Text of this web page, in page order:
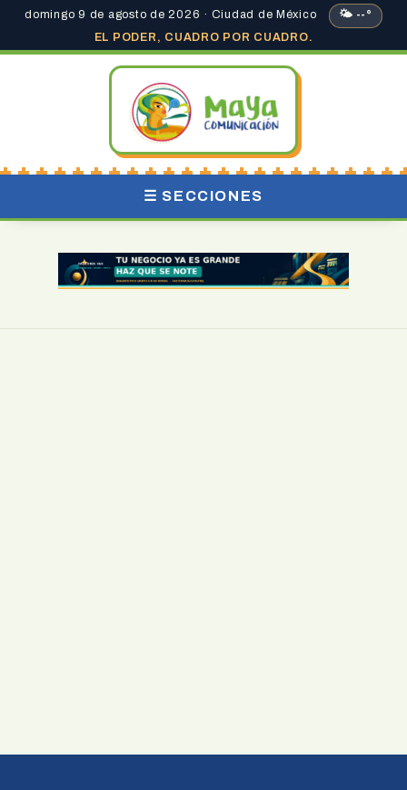
domingo 9 de agosto de 2026 · Ciudad de México
🌤 --°
EL PODER, CUADRO POR CUADRO.
☰ SECCIONES